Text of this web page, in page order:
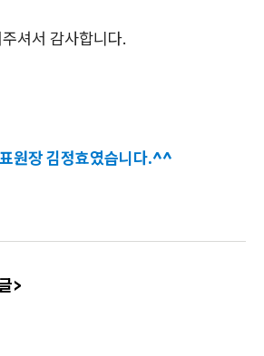
셔서 감사합니다.
원장 김정효였습니다.^^
>